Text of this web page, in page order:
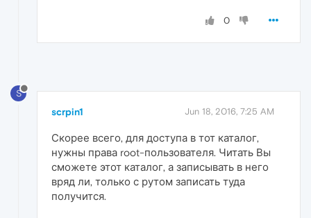
0
S
scrpin1 Jun 18, 2016, 7:25 AM
Скорее всего, для доступа в тот каталог,
нужны права root-пользователя. Читать Вы
сможете этот каталог, а записывать в него
вряд ли, только с рутом записать туда
получится.